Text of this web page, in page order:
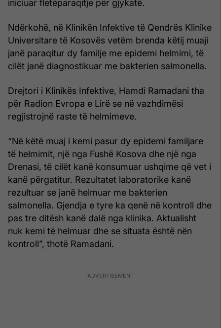
iniciuar fletëparaqitje për gjykatë.
Ndërkohë, në Klinikën Infektive të Qendrës Klinike
Universitare të Kosovës vetëm brenda këtij muaji
janë paraqitur dy familje me epidemi helmimi, të
cilët janë diagnostikuar me bakterien salmonella.
Drejtori i Klinikës Infektive, Hamdi Ramadani tha
për Radion Evropa e Lirë se në vazhdimësi
regjistrojnë raste të helmimeve.
“Në këtë muaj i kemi pasur dy epidemi familjare
të helmimit, një nga Fushë Kosova dhe një nga
Drenasi, të cilët kanë konsumuar ushqime që vet i
kanë përgatitur. Rezultatet laboratorike kanë
rezultuar se janë helmuar me bakterien
salmonella. Gjendja e tyre ka qenë në kontroll dhe
pas tre ditësh kanë dalë nga klinika. Aktualisht
nuk kemi të helmuar dhe se situata është nën
kontroll”, thotë Ramadani.